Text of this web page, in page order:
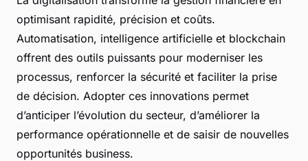
optimisant rapidité, précision et coûts.
Automatisation, intelligence artificielle et blockchain
offrent des outils puissants pour moderniser les
processus, renforcer la sécurité et faciliter la prise
de décision. Adopter ces innovations permet
d’anticiper l’évolution du secteur, d’améliorer la
performance opérationnelle et de saisir de nouvelles
opportunités business.